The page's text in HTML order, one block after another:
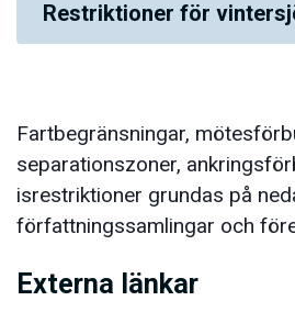
Restriktioner för
Fartbegränsningar,
separationszoner,
isrestriktioner grundas på
författningssamlingar och
Externa länkar